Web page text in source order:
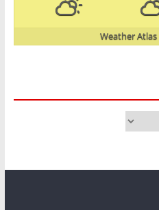
Weather Atlas